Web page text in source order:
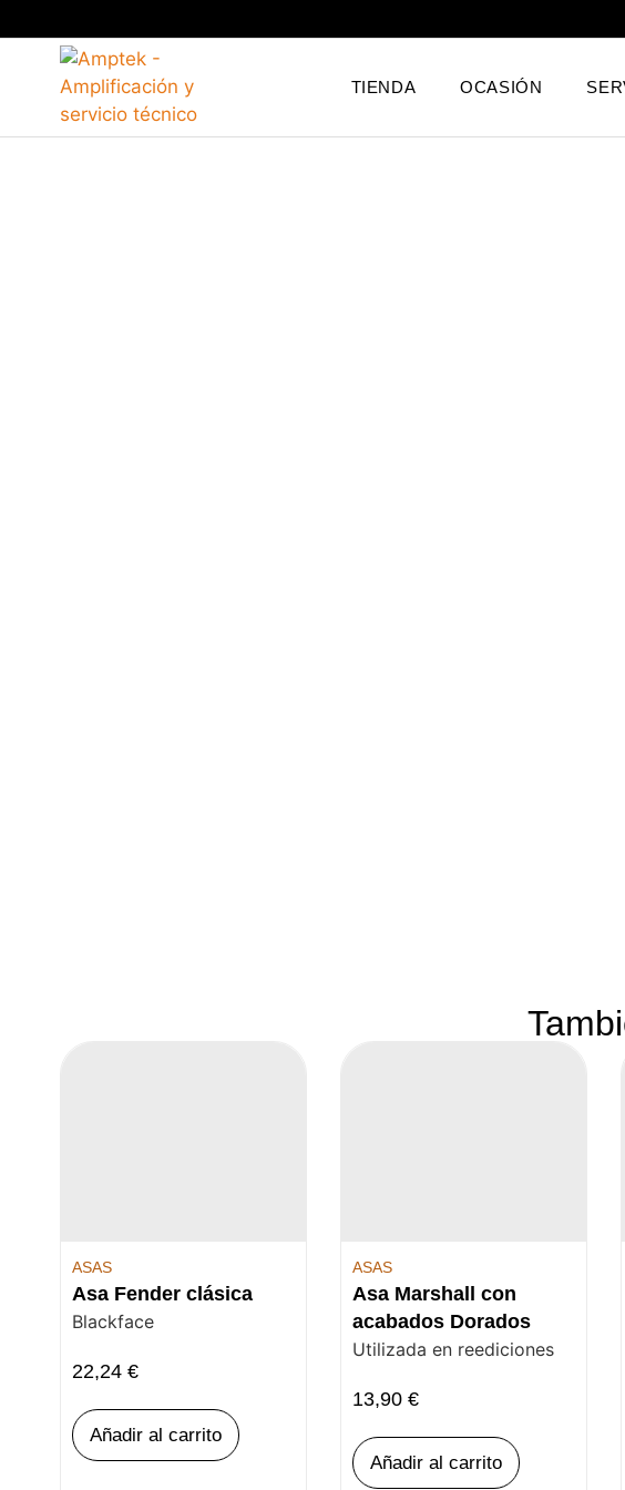
TIENDA OCASIÓN
ASAS
Asa Fender clásica
Blackface
22,24 €
Añadir al carrito
ASAS
Asa Marshall con
acabados Dorados
Utilizada en reediciones
13,90€
Añadir al carrito